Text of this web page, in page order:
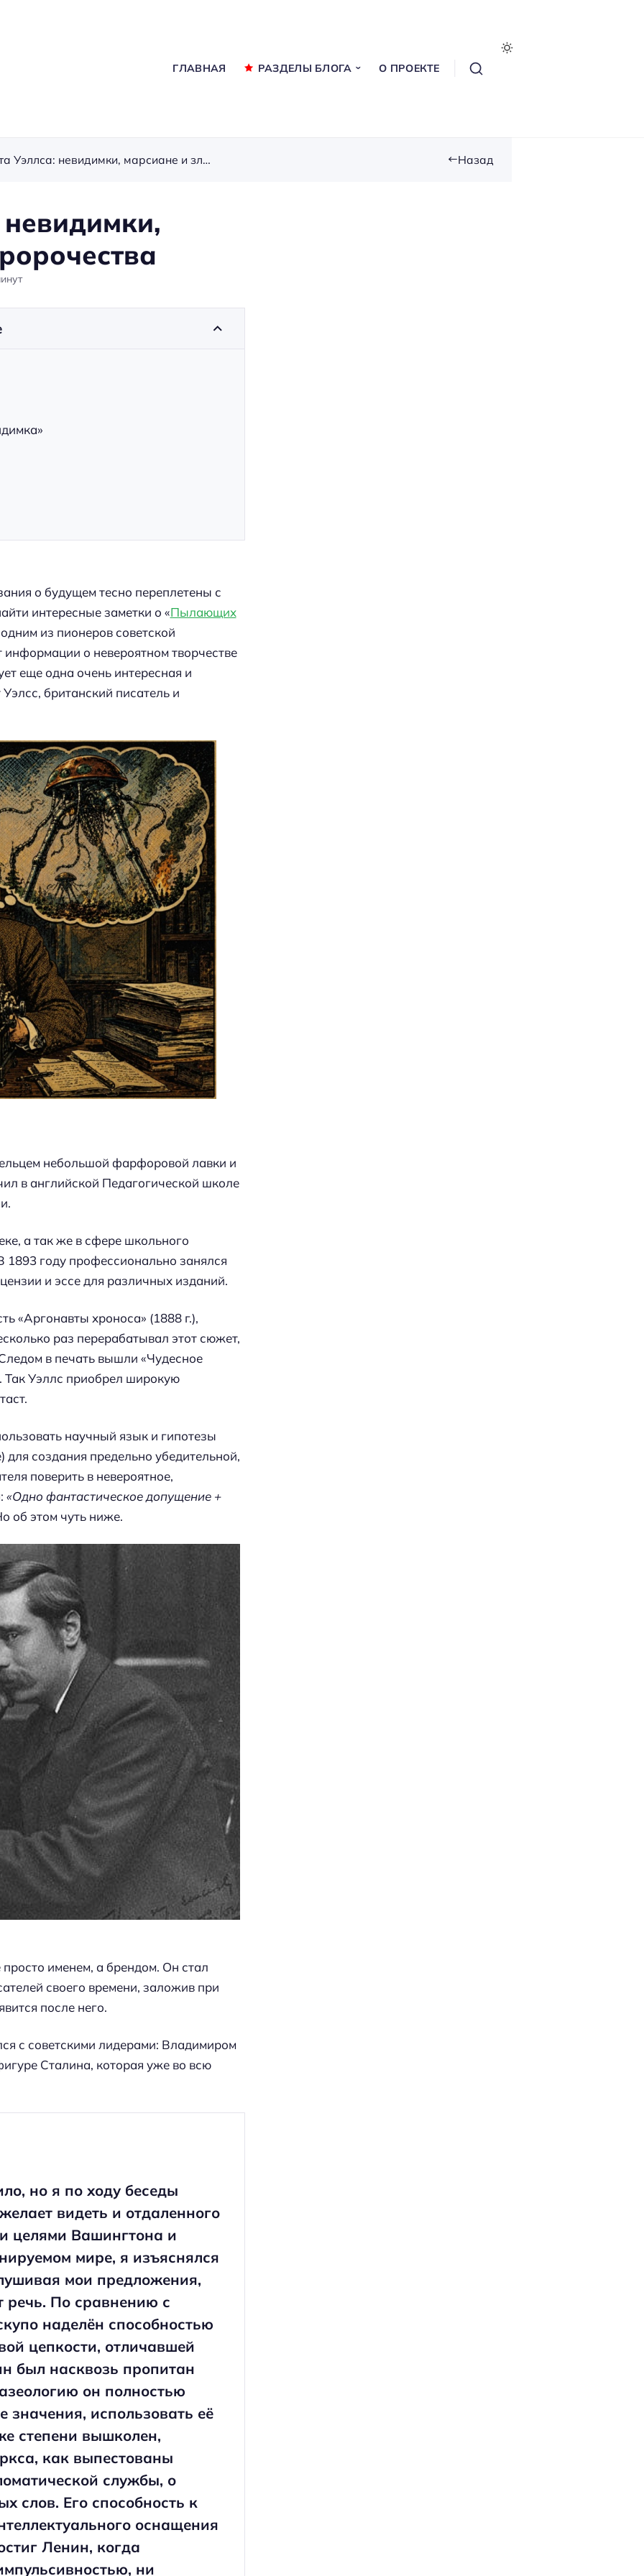
ГЛАВНАЯ РАЗДЕЛЫ БЛОГА О ПРОЕКТЕ
Миры Герберта Уэллса: невидимки, марсиане и зловещие пророчества Назад
о будущем тесно переплетены с
интересные заметки о «Пылающих
из пионеров советской
о невероятном творчестве
еще одна очень интересная и
британский писатель и
небольшой фарфоровой лавки и
в английской Педагогической школе
а так же в сфере школьного
1893 году профессионально занялся
и эссе для различных изданий.
«Аргонавты хроноса» (1888 г.),
раз перерабатывал этот сюжет,
в печать вышли «Чудесное
Так Уэллс приобрел широкую
научный язык и гипотезы
для создания предельно убедительной,
поверить в невероятное,
«Одно фантастическое допущение +
об этом чуть ниже.
именем, а брендом. Он стал
своего времени, заложив при
после него.
с советскими лидерами: Владимиром
Сталина, которая уже во всю
но я по ходу беседы
видеть и отдаленного
целями Вашингтона и
мире, я изъяснялся
мои предложения,
речь. По сравнению с
наделён способностью
цепкости, отличавшей
был насквозь пропитан
он полностью
значения, использовать её
степени вышколен,
как выпестованы
службы, о
слов. Его способность к
оснащения
Ленин, когда
ни